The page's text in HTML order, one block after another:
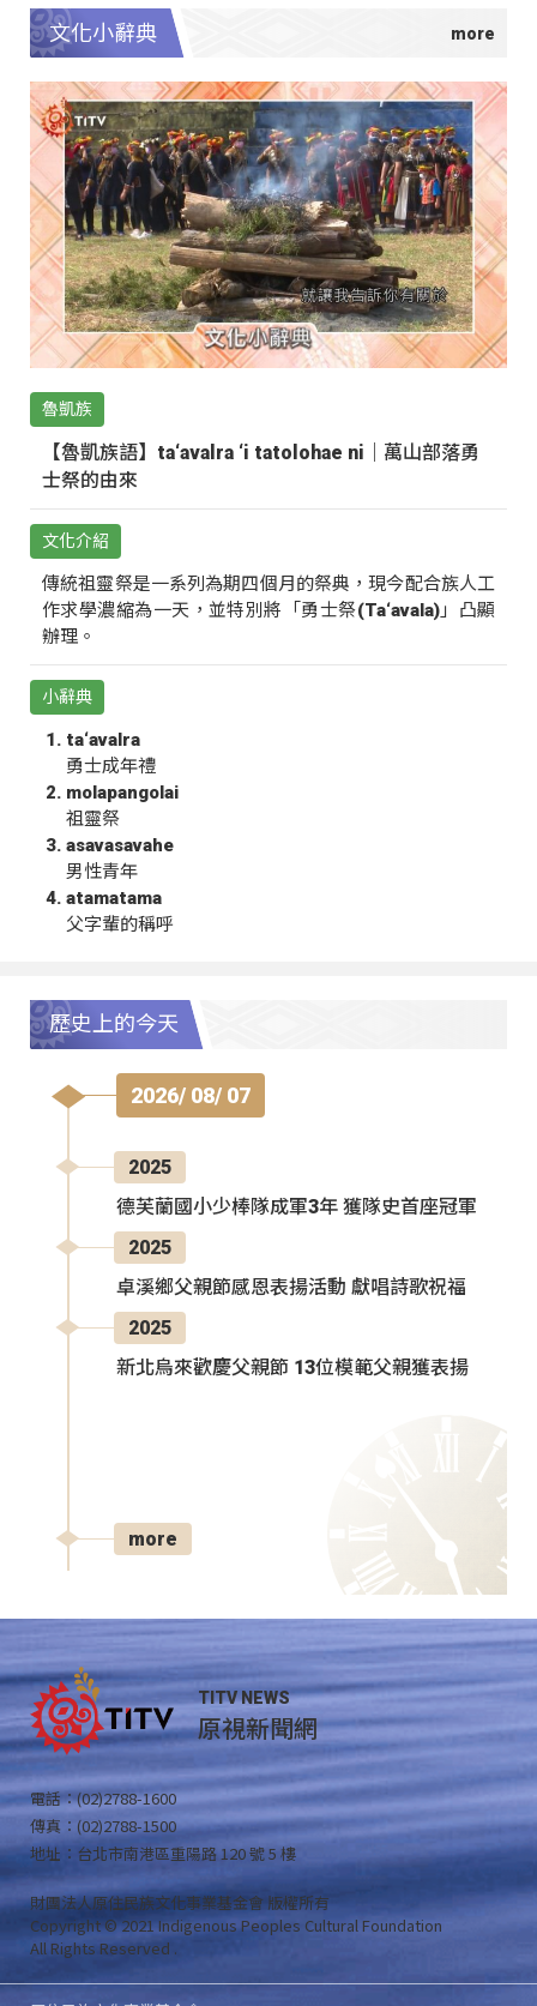
文化小辭典
魯凱族
【魯凱族語】ta‘avalra ‘i tatolohae ni｜萬山部落勇
士祭的由來
文化介紹
傳統祖靈祭是一系列為期四個月的祭典，現今配合族人工
作求學濃縮為一天，並特別將「勇士祭(Ta‘avala)」凸顯
辦理。
小辭典
ta‘avalra
勇士成年禮
molapangolai
祖靈祭
asavasavahe
男性青年
atamatama
父字輩的稱呼
歷史上的今天
2026/ 08/ 07
2025
德芙蘭國小少棒隊成軍3年 獲隊史首座冠軍
2025
卓溪鄉父親節感恩表揚活動 獻唱詩歌祝福
2025
新北烏來歡慶父親節 13位模範父親獲表揚
more
TITV NEWS
原視新聞網
電話：(02)2788-1600
傳真：(02)2788-1500
地址：台北市南港區重陽路 120 號 5 樓
財團法人原住民族文化事業基金會 版權所有
Copyright © 2021 Indigenous Peoples Cultural Foundation
All Rights Reserved .